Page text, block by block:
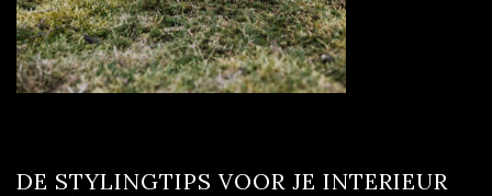
DE STYLINGTIPS VOOR JE INTERIEUR